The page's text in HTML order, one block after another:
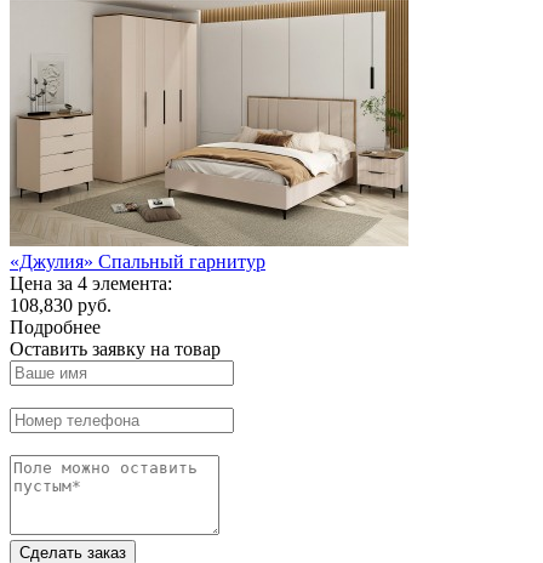
«Джулия» Спальный гарнитур
Цена за 4 элемента:
108,830 руб.
Подробнее
Оставить заявку на товар
Сделать заказ